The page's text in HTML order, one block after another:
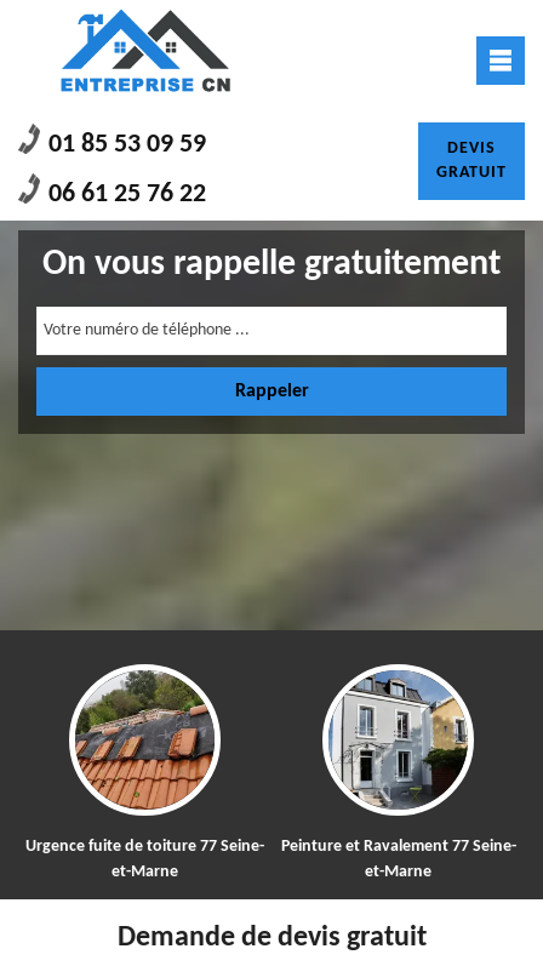
01 85 53 09 59
06 61 25 76 22
DEVIS
GRATUIT
On vous rappelle gratuitement
fuite de toiture 77 Seine-
et-Marne
Peinture et Ravalement 77 Seine-
et-Marne
Demande de devis gratuit